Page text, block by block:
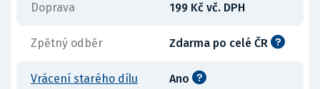
Doprava 199 Kč vč. DPH
Zpětný odběr Zdarma po celé ČR
Vrácení starého dílu Ano